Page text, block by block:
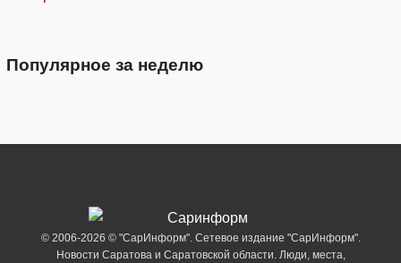
Популярное за неделю
© 2006-2026 © "СарИнформ". Сетевое издание "СарИнформ".
Новости Саратова и Саратовской области. Люди, места,